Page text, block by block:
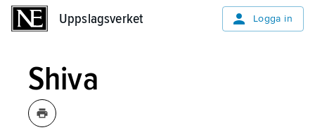
Uppslagsverket Logga in
Shiva